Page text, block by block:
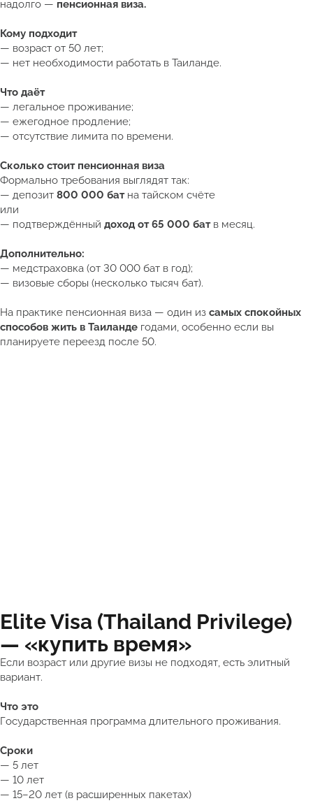
надолго — пенсионная виза.
Кому подходит
— возраст от 50 лет;
— нет необходимости работать в Таиланде.
Что даёт
— легальное проживание;
— ежегодное продление;
— отсутствие лимита по времени.
Сколько стоит пенсионная виза
Формально требования выглядят так:
— депозит 800 000 бат на тайском счёте
или
— подтверждённый доход от 65 000 батв месяц.
Дополнительно:
— медстраховка (от 30 000 бат в год);
— визовые сборы (несколько тысяч бат).
На практике пенсионная виза — один из самых спокойных
способов жить в Таиланде годами, особенно если вы
планируете переезд после 50.
Elite Visa (Thailand Privilege)
— «купить время»
Если возраст или другие визы не подходят, есть элитный
вариант.
Что это
Государственная программа длительного проживания.
Сроки
— 5 лет
— 10 лет
— 15–20 лет (в расширенных пакетах)